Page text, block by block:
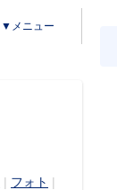
▼メニュー
| フォト |